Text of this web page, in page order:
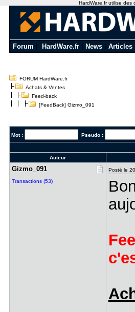
Forum HardWare.fr News Articles
FORUM HardWare.fr
Achats & Ventes
Feed-back
[FeedBack] Gizmo_091
Mot : Pseudo :
Auteur
Gizmo_091
Transactions (53)
Posté le
HardWare.fr utilise des